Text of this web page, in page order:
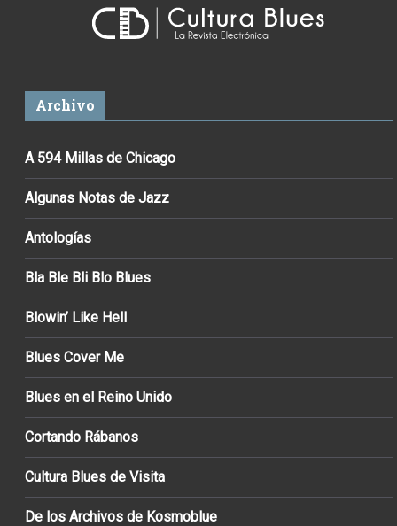
Archivo
A 594 Millas de Chicago
Algunas Notas de Jazz
Antologías
Bla Ble Bli Blo Blues
Blowin’ Like Hell
Blues Cover Me
Blues en el Reino Unido
Cortando Rábanos
Cultura Blues de Visita
De los Archivos de Kosmoblue